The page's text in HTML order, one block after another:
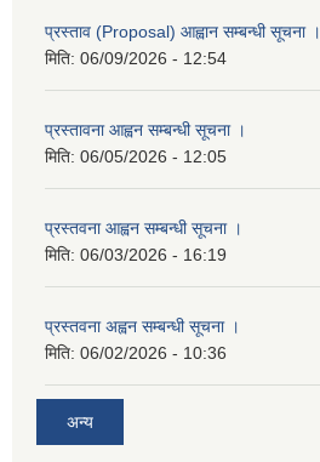
प्रस्ताव (Proposal) आह्वान सम्बन्धी सूचना ।
मिति: 06/09/2026 - 12:54
प्रस्तावना आह्वन सम्बन्धी सूचना ।
मिति: 06/05/2026 - 12:05
प्रस्तवना आह्वन सम्बन्धी सूचना ।
मिति: 06/03/2026 - 16:19
प्रस्तवना अह्वन सम्बन्धी सूचना ।
मिति: 06/02/2026 - 10:36
अन्य